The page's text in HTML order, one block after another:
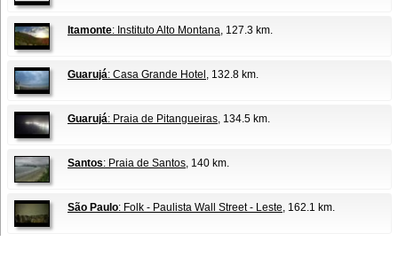
Itamonte: Instituto Alto Montana, 127.3 km.
Guarujá: Casa Grande Hotel , 132.8 km.
Guarujá: Praia de Pitangueiras, 134.5 km.
Santos: Praia de Santos, 140 km.
São Paulo: Folk - Paulista Wall Street - Leste, 162.1 km.